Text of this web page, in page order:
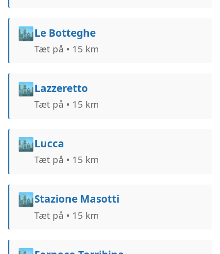
🏙️Le Botteghe
Tæt på • 15 km
🏙️Lazzeretto
Tæt på • 15 km
🏙️Lucca
Tæt på • 15 km
🏙️Stazione Masotti
Tæt på • 15 km